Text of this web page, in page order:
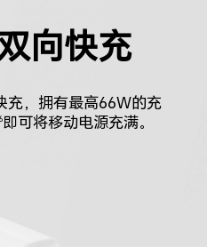
向快充
，拥有最高66W的充
6即可将移动电源充满。